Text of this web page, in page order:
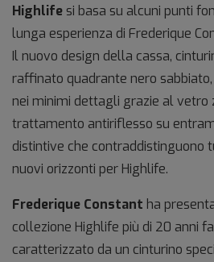
Highlife si basa su alcuni punti
lunga esperienza di Frederique
Il nuovo design della cassa,
raffinato quadrante nero
nei minimi dettagli grazie al vetro
trattamento antiriflesso su
distintive che contraddistinguono
nuovi orizzonti per Highlife.
Frederique Constant ha
collezione Highlife più di 20 anni
caratterizzato da un cinturino